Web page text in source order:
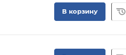
В корзину